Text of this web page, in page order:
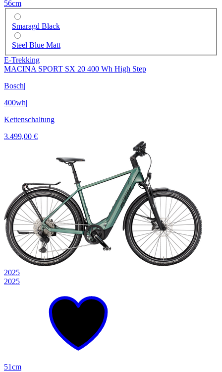
56cm
Smaragd Black
Steel Blue Matt
E-Trekking
MACINA SPORT SX 20 400 Wh High Step
Bosch|
400wh|
Kettenschaltung
3.499,00 €
2025
2025
51cm